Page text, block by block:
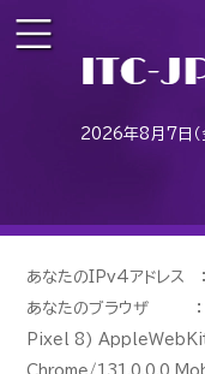
2026年8月7日
あなたのIPv4アドレス
あなたのブラウザ
Pixel 8)